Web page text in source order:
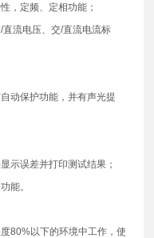
，定频、定相功能；
流电压、交/直流电流标
动保护功能，并有声光提
误差并打印测试结果；
能。
80%以下的环境中工作，使